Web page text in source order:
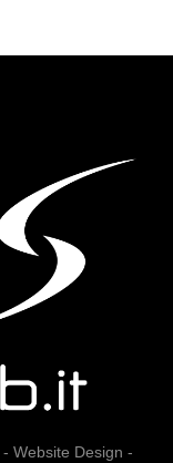
Website Design -